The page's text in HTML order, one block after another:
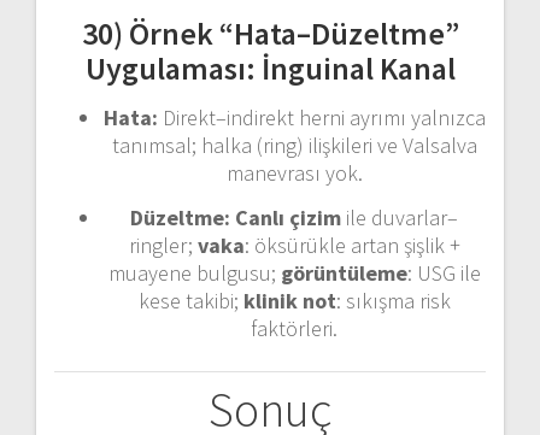
30) Örnek “Hata–Düzeltme”
Uygulaması: İnguinal Kanal
Hata: Direkt–indirekt herni ayrımı yalnızca
tanımsal; halka (ring) ilişkileri ve Valsalva
manevrası yok.
Düzeltme: Canlı çizim ile duvarlar–
ringler; vaka: öksürükle artan şişlik +
muayene bulgusu; görüntüleme: USG ile
kese takibi; klinik not: sıkışma risk
faktörleri.
Sonuç